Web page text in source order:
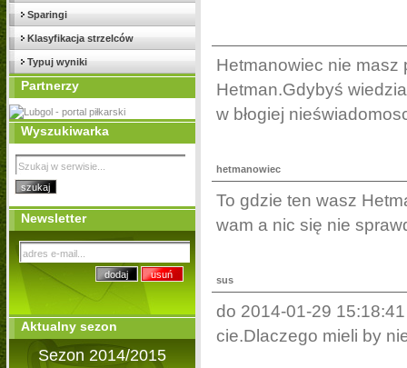
Sparingi
Klasyfikacja strzelców
Typuj wyniki
Partnerzy
Wyszukiwarka
Newsletter
Aktualny sezon
Sezon 2014/2015
Hetmanowiec nie masz
Hetman.Gdybyś
w błogiej
hetmanowiec
To gdzie ten wasz
wam a nic się nie
sus
do 2014-01-29
cie.Dlaczego mieli by